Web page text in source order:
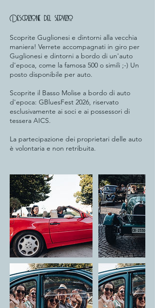
Descrizione del servizio
Scoprite Guglionesi e dintorni alla vecchia
maniera! Verrete accompagnati in giro per
Guglionesi e dintorni a bordo di un'auto
d'epoca, come la famosa 500 o simili ;-) Un
posto disponibile per auto.
Scoprite il Basso Molise a bordo di auto
d'epoca: GBluesFest 2026, riservato
esclusivamente ai soci e ai possessori di
tessera AICS.
La partecipazione dei proprietari delle auto
è volontaria e non retribuita.